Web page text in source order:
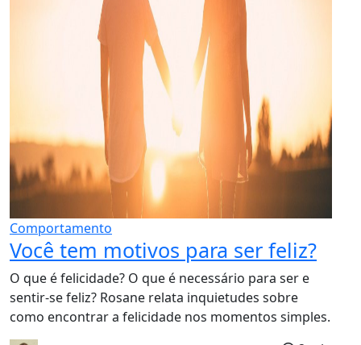
Comportamento
Você tem motivos para ser feliz?
O que é felicidade? O que é necessário para ser e
sentir-se feliz? Rosane relata inquietudes sobre
como encontrar a felicidade nos momentos simples.